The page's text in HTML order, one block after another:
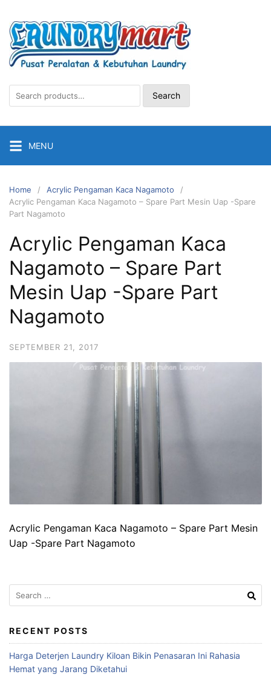
content
Search
for:
Search
MENU
Home
Acrylic Pengaman Kaca Nagamoto
Acrylic Pengaman Kaca Nagamoto – Spare Part Mesin Uap -Spare
Part Nagamoto
Acrylic Pengaman Kaca
Nagamoto – Spare Part
Mesin Uap -Spare Part
Nagamoto
SEPTEMBER 21, 2017
Acrylic Pengaman Kaca Nagamoto – Spare Part Mesin
Uap -Spare Part Nagamoto
Search
for:
RECENT POSTS
Harga Deterjen Laundry Kiloan Bikin Penasaran Ini Rahasia
Hemat yang Jarang Diketahui